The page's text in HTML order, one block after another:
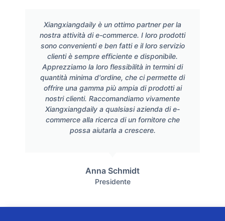
Xiangxiangdaily è un ottimo partner per la
nostra attività di e-commerce. I loro prodotti
sono convenienti e ben fatti e il loro servizio
clienti è sempre efficiente e disponibile.
Apprezziamo la loro flessibilità in termini di
quantità minima d'ordine, che ci permette di
offrire una gamma più ampia di prodotti ai
nostri clienti. Raccomandiamo vivamente
Xiangxiangdaily a qualsiasi azienda di e-
commerce alla ricerca di un fornitore che
possa aiutarla a crescere.
Anna Schmidt
Presidente